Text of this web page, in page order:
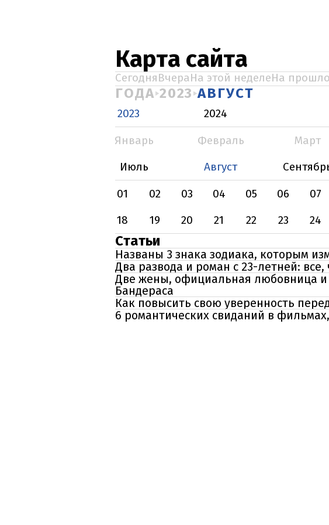
Карта сайта
СегодняВчераНа этой неделеНа
ГОДА 2023 АВГУСТ
2023
2024
Январь
Февраль Март
Июль
Август
01
02 03 04 05 06 07
18
19 20 21 22 23 24
Статьи
Названы 3 знака зодиака, которым
Два развода и роман с 23-летней:
Две жены, официальная любовница
Бандераса
Как повысить свою уверенность
6 романтических свиданий в